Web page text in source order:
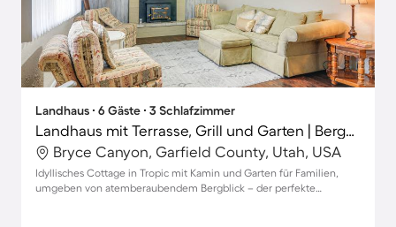
Landhaus ∙ 6 Gäste ∙ 3 Schlafzimmer
Landhaus mit Terrasse, Grill und Garten | Bergblick
Bryce Canyon, Garfield County, Utah, USA
Idyllisches Cottage in Tropic mit Kamin und Garten für Familien,
umgeben von atemberaubendem Bergblick – der perfekte